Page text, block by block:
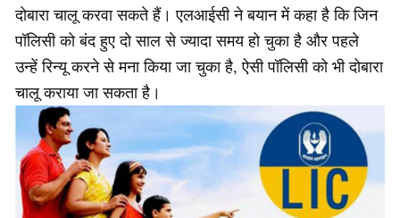
दोबारा चालू करवा सकते हैं। एलआईसी ने बयान में कहा है कि जिन
पॉलिसी को बंद हुए दो साल से ज्यादा समय हो चुका है और पहले
उन्हें रिन्यू करने से मना किया जा चुका है, ऐसी पॉलिसी को भी दोबारा
चालू कराया जा सकता है।